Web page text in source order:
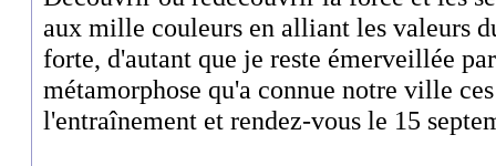
aux mille couleurs en alliant les valeurs
forte, d'autant que je reste émerveillée
métamorphose qu'a connue notre ville
l'entraînement et rendez-vous le 15